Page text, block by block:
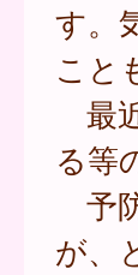
す。
こと
最
る等
予
が、